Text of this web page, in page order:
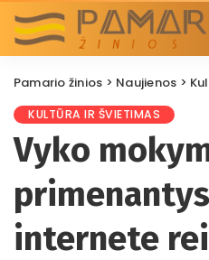
Pamario žinios > Naujienos >
KULTŪRA IR ŠVIETIMAS
Vyko
internete